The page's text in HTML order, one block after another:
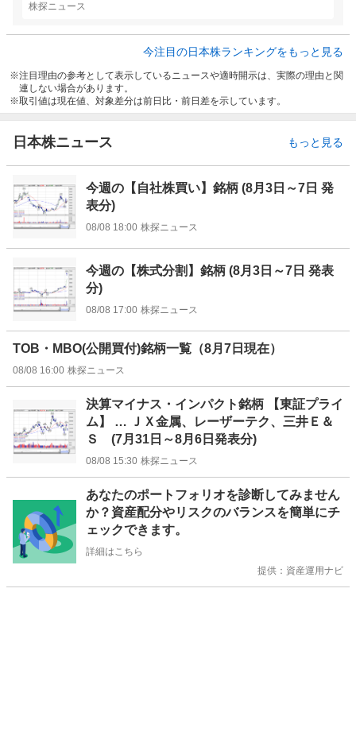
株探ニュース
今注目の日本株ランキングをもっと見る
注目理由の参考として表示しているニュースや適時開示は、実際の理由と関
連しない場合があります。
取引値は現在値、対象差分は前日比・前日差を示しています。
日本株ニュース もっと見る
今週の【自社株買い】銘柄 (8月3日～7日 発
表分)
08/08 18:00 株探ニュース
今週の【株式分割】銘柄 (8月3日～7日 発表
分)
08/08 17:00 株探ニュース
TOB・MBO(公開買付)銘柄一覧（8月7日現在）
08/08 16:00 株探ニュース
決算マイナス・インパクト銘柄 【東証プライ
ム】 … ＪＸ金属、レーザーテク、三井Ｅ＆
Ｓ (7月31日～8月6日発表分)
08/08 15:30 株探ニュース
あなたのポートフォリオを診断してみません
か？資産配分やリスクのバランスを簡単にチ
ェックできます。
詳細はこちら
提供：資産運用ナビ